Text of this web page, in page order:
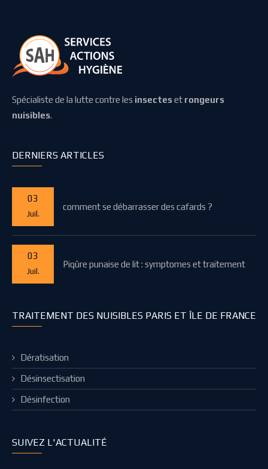
Spécialiste de la lutte contre les insecteset rongeurs
nuisibles.
DERNIERS ARTICLES
03
Juil.
comment se débarrasser des cafards ?
03
Juil.
Piqûre punaise de lit : symptomes et traitement
TRAITEMENT DES NUISIBLES PARIS ET ÎLE DE FRANCE
Dératisation
Désinsectisation
Désinfection
SUIVEZ L'ACTUALITÉ